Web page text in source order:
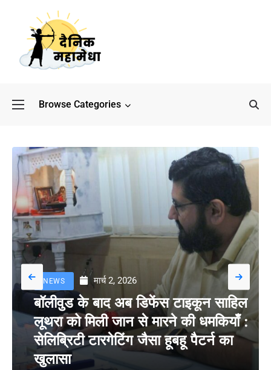
Browse Categories
NEWS मार्च 2, 2026
बॉलीवुड के बाद अब डिफेंस टाइकून साहिल
लूथरा को मिली जान से मारने की धमकियाँ :
सेलिब्रिटी टारगेटिंग जैसा हूबहू पैटर्न का
खुलासा